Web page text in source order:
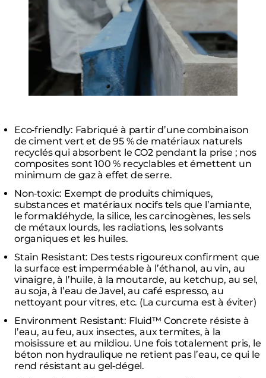
Eco‑friendly: Fabriqué à partir d’une combinaison
de ciment vert et de 95 % de matériaux naturels
recyclés qui absorbent le CO2 pendant la prise ; nos
composites sont 100 % recyclables et émettent un
minimum de gaz à effet de serre.
Non‑toxic: Exempt de produits chimiques,
substances et matériaux nocifs tels que l’amiante,
le formaldéhyde, la silice, les carcinogènes, les sels
de métaux lourds, les radiations, les solvants
organiques et les huiles.
Stain Resistant: Des tests rigoureux confirment que
la surface est imperméable à l’éthanol, au vin, au
vinaigre, à l’huile, à la moutarde, au ketchup, au sel,
au soja, à l’eau de Javel, au café espresso, au
nettoyant pour vitres, etc. (La curcuma est à éviter)
Environment Resistant: Fluid™ Concrete résiste à
l’eau, au feu, aux insectes, aux termites, à la
moisissure et au mildiou. Une fois totalement pris, le
béton non hydraulique ne retient pas l’eau, ce qui le
rend résistant au gel‑dégel.